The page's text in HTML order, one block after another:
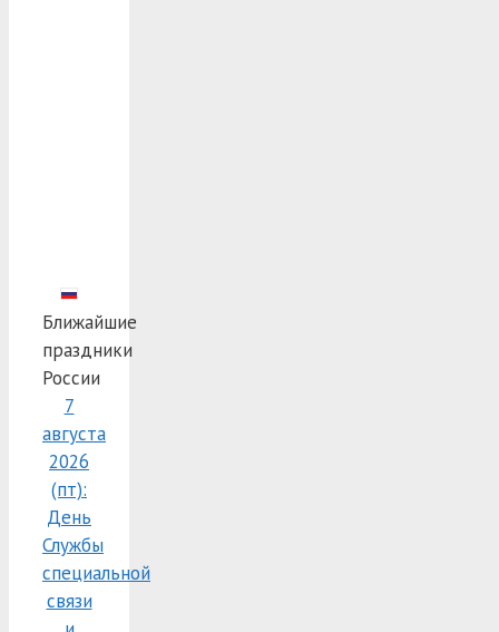
Ближайшие
праздники
России
7
августа
2026
(пт):
День
Службы
специальной
связи